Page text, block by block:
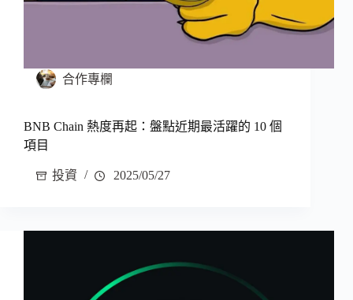
合作專欄
BNB Chain 熱度再起：盤點近期最活躍的 10 個
項目
投資 2025/05/27